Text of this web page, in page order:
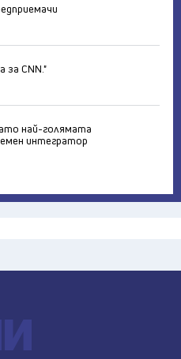
за CNN."
най-голямата
интегратор